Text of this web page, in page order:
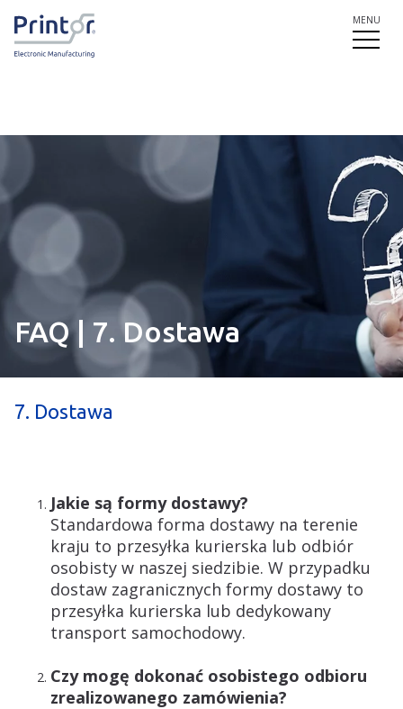
MENU
FAQ | 7. Dostawa
7. Dostawa
Jakie są formy dostawy?
Standardowa forma dostawy na terenie
kraju to przesyłka kurierska lub odbiór
osobisty w naszej siedzibie. W przypadku
dostaw zagranicznych formy dostawy to
przesyłka kurierska lub dedykowany
transport samochodowy.
Czy mogę dokonać osobistego odbioru
zrealizowanego zamówienia?